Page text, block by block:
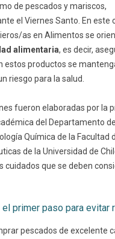
de pescados y mariscos,
el Viernes Santo. En este
as en Alimentos se
alimentaria, es decir,
estos productos se
riesgo para la salud.
fueron elaboradas por la
del Departamento
Química de la Facultad
de la Universidad de
cuidados que se deben
el primer paso para evitar
pescados de excelente